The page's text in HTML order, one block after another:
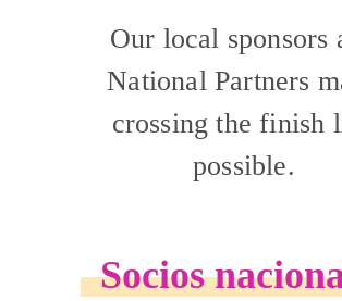
Our local sponsors
National Partners
crossing the finish
possible.
Socios